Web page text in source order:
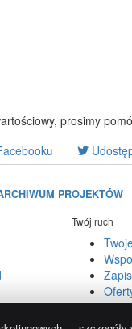
prosimy
PROJEKTÓW
Twój ruch